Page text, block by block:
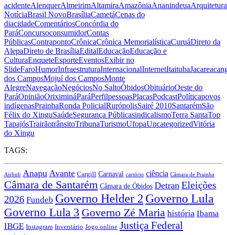
acidenteAlenquerAlmeirimAltamiraAmazôniaAnanindeuaArquitetura
NotíciaBrasil NovoBrasíliaCametáCenas do
diacidadeComentáriosConcórdia do
ParáConcursoconsumidorContas
PúblicasContrapontoCrônicaCrônica MemorialísticaCuruáDireto da
AlepaDireto de BrasíliaEditalEducaçãoEducação e
CulturaEnqueteEsporteEventosExibir no
SlideFaroHumorInfraestruturaInternacionalInternetItaituba
dos CamposMojuí dos CamposMonte
AlegreNavegaçãoNegóciosNo SaltoÓbidosObituárioOeste do
ParáOpiniãoOriximináParáPerfilpessoasPlacasPodcastPolíticapovos
indígenasPrainhaRonda PolicialRurópolisSairé 2010SantarémSão
Félix do XinguSaúdeSegurança PúblicasindicalismoTerra SantaTop
TapajósTrairãotrânsitoTribunaTurismoUfopaUncategorizedVitória
do Xingu
TAGS:
Airbnb Anapu Avante Cargill Carnaval cartório ciência Câmara de Prainha
Câmara de Santarém Câmara de Óbidos Detran Eleições
2026 Fundeb Governo Helder 2 Governo Lula
Governo Lula 3 Governo Zé Maria história Ibama
IBGE Instagram Inventário Jogo online Justiça Federal